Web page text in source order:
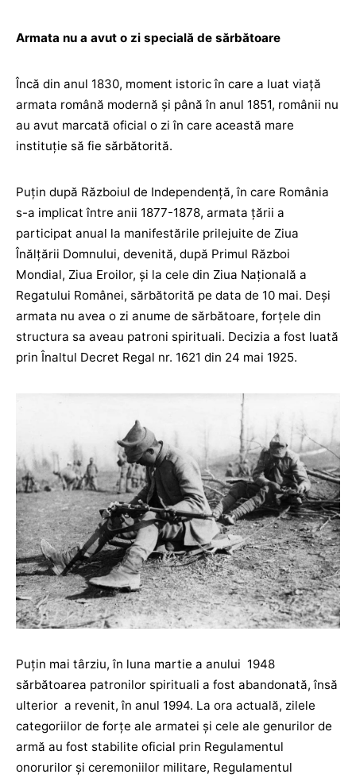
Armata nu a avut o zi specială de sărbătoare
Încă din anul 1830, moment istoric în care a luat viață
armata română modernă și până în anul 1851, românii nu
au avut marcată oficial o zi în care această mare
instituție să fie sărbătorită.
Puțin după Războiul de Independenţă, în care România
s-a implicat între anii 1877-1878, armata țării a
participat anual la manifestările prilejuite de Ziua
Înălţării Domnului, devenită, după Primul Război
Mondial, Ziua Eroilor, şi la cele din Ziua Naţională a
Regatului Românei, sărbătorită pe data de 10 mai. Deși
armata nu avea o zi anume de sărbătoare, forțele din
structura sa aveau patroni spirituali. Decizia a fost luată
prin Înaltul Decret Regal nr. 1621 din 24 mai 1925.
Puțin mai târziu, în luna martie a anului 1948
sărbătoarea patronilor spirituali a fost abandonată, însă
ulterior a revenit, în anul 1994. La ora actuală, zilele
categoriilor de forțe ale armatei şi cele ale genurilor de
armă au fost stabilite oficial prin Regulamentul
onorurilor şi ceremoniilor militare, Regulamentul